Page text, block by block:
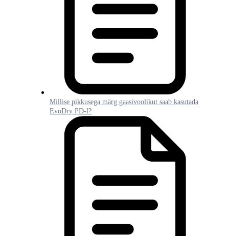
Millise pikkusega märg gaasivoolikut saab kasutada
EvoDry PD-l?